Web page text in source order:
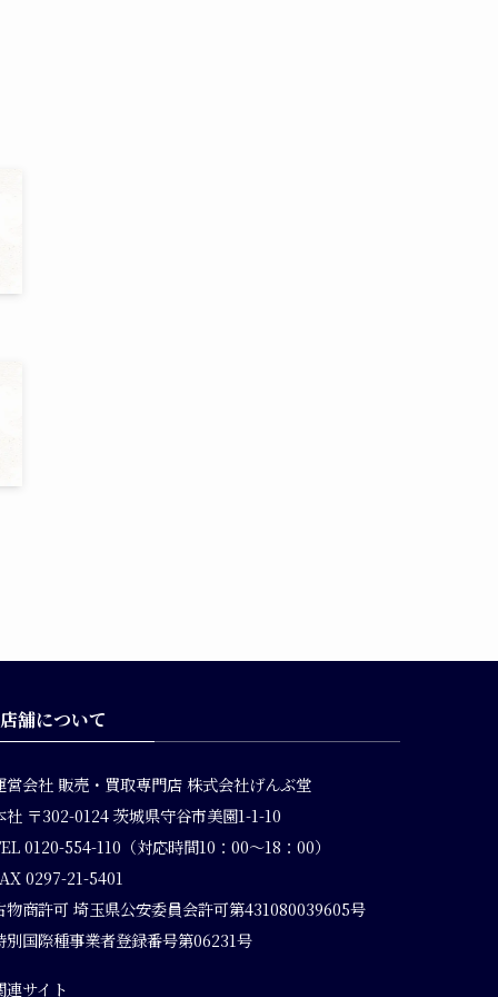
店舗について
営会社 販売・買取専門店 株式会社げんぶ堂
社 〒302-0124 茨城県守谷市美園1-1-10
0120-554-110（対応時間10：00～18：00）
0297-21-5401
物商許可 埼玉県公安委員会許可第431080039605号
別国際種事業者登録番号第06231号
連サイト